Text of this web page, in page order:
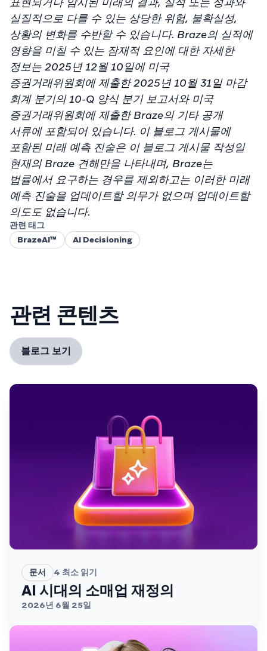
실질적으로 다를 수 있는 상당한 위험, 불확실성,
상황의 변화를 수반할 수 있습니다. Braze의 실적에
영향을 미칠 수 있는 잠재적 요인에 대한 자세한
정보는 2025년 12월 10일에 미국
증권거래위원회에 제출한 2025년 10월 31일 마감
회계 분기의 10-Q 양식 분기 보고서와 미국
증권거래위원회에 제출한 Braze의 기타 공개
서류에 포함되어 있습니다. 이 블로그 게시물에
포함된 미래 예측 진술은 이 블로그 게시물 작성일
현재의 Braze 견해만을 나타내며, Braze는
법률에서 요구하는 경우를 제외하고는 이러한 미래
예측 진술을 업데이트할 의무가 없으며 업데이트할
의도도 없습니다.
관련 태그
BrazeAI™
AI Decisioning
관련 콘텐츠
블로그 보기
문서 4 최소 읽기
AI 시대의 소매업 재정의
2026년 6월 25일